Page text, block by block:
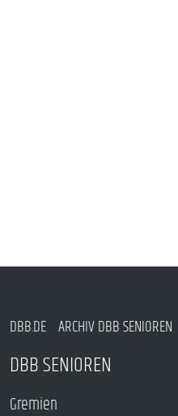
DBB.DE ARCHIV DBB SENIOREN
DBB SENIOREN
Gremien